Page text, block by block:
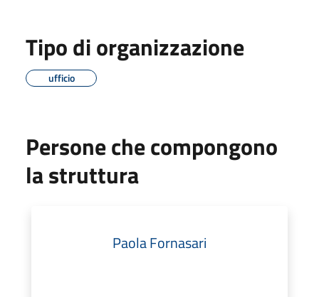
Tipo di organizzazione
ufficio
Persone che compongono
la struttura
Paola Fornasari